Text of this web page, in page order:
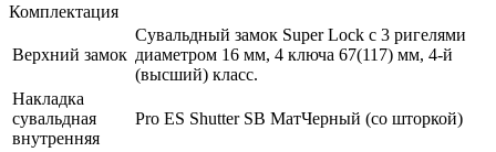
Комплектация
Верхний замок
Сувальдный замок Super Lock с 3 ригелями
диаметром 16 мм, 4 ключа 67(117) мм, 4-й
(высший) класс.
Накладка
сувальдная
внутренняя
Pro ES Shutter SB МатЧерный (со шторкой)